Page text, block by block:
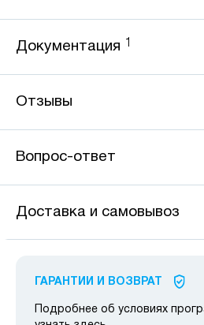
Документация 1
Отзывы
Вопрос-ответ
Доставка и самовывоз
ГАРАНТИИ И ВОЗВРАТ
Подробнее об условиях